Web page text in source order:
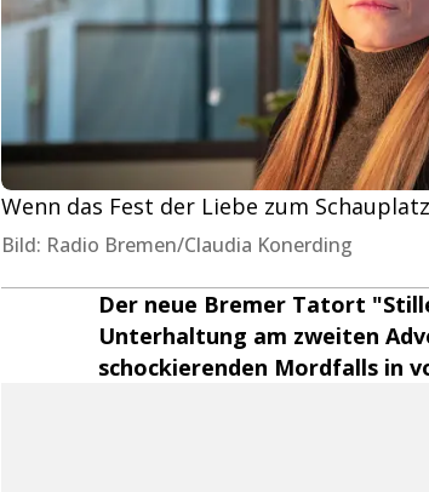
Wenn das Fest der Liebe zum
Bild: Radio Bremen/Claudia Konerding
Der neue Bremer Tatort
Unterhaltung am zweiten
schockierenden Mordfalls in